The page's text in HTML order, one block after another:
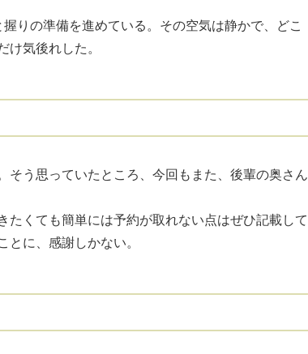
りの準備を進めている。その空気は静かで、どこ
気後れした。
そう思っていたところ、今回もまた、後輩の奥さん
くても簡単には予約が取れない点はぜひ記載して
に、感謝しかない。